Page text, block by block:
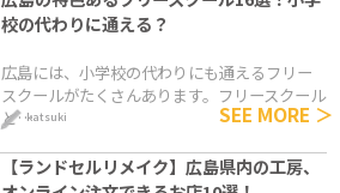
校の代わりに通える？
広島には、小学校の代わりにも通えるフリー
スクールがたくさんあります。フリースクール
と…katsuki SEE MORE ＞
【ランドセルリメイク】広島県内の工房、